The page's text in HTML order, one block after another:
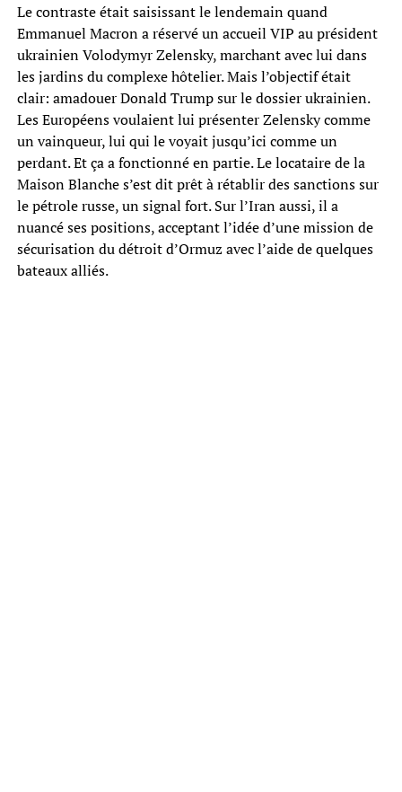
Le contraste était saisissant le lendemain quand
Emmanuel Macron a réservé un accueil VIP au président
ukrainien Volodymyr Zelensky, marchant avec lui dans
les jardins du complexe hôtelier. Mais l’objectif était
clair: amadouer Donald Trump sur le dossier ukrainien.
Les Européens voulaient lui présenter Zelensky comme
un vainqueur, lui qui le voyait jusqu’ici comme un
perdant. Et ça a fonctionné en partie. Le locataire de la
Maison Blanche s’est dit prêt à rétablir des sanctions sur
le pétrole russe, un signal fort. Sur l’Iran aussi, il a
nuancé ses positions, acceptant l’idée d’une mission de
sécurisation du détroit d’Ormuz avec l’aide de quelques
bateaux alliés.